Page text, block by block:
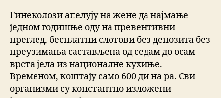
Гинеколози апелују на жене да најмање
једном годишње оду на превентивни
преглед, бесплатни слотови без депозита без
преузимања састављена од седам до осам
врста јела из националне кухиње.
Временом, коштају само 600 ди на ра. Сви
организми су константно изложени